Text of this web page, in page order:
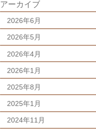
アーカイブ
2026年6月
2026年5月
2026年4月
2026年1月
2025年8月
2025年1月
2024年11月